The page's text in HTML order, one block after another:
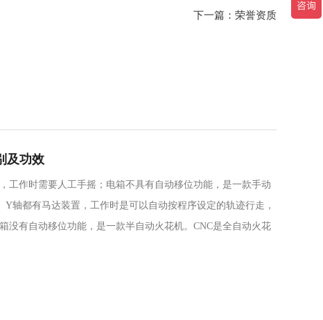
下一篇：荣誉资质
及功效
工作时需要人工手摇；电箱不具有自动移位功能，是一款手动
轴都有马达装置，工作时是可以自动按程序设定的轨迹行走，
没有自动移位功能，是一款半自动火花机。CNC是全自动火花